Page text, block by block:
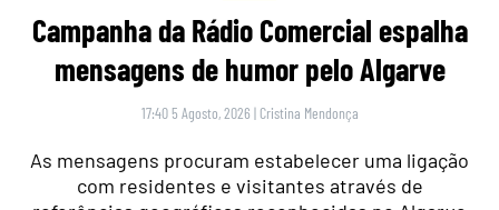
Campanha da Rádio Comercial espalha
mensagens de humor pelo Algarve
17:40 5 Agosto, 2026 | Cristina Mendonça
As mensagens procuram estabelecer uma ligação
com residentes e visitantes através de